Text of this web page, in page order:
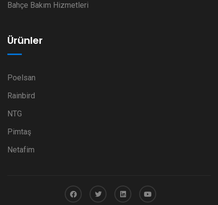
Bahçe Bakım Hizmetleri
Ürünler
Poelsan
Rainbird
NTG
Pimtaş
Netafim